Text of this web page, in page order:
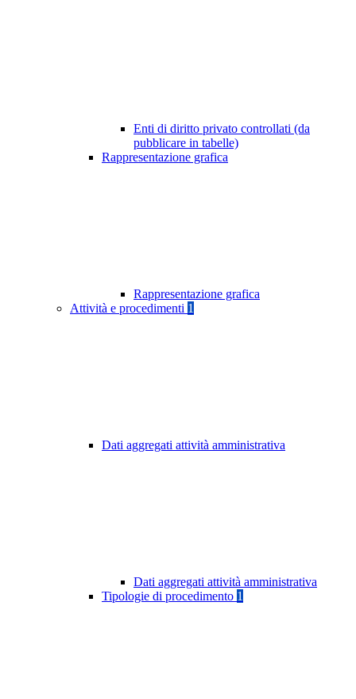
Enti di diritto privato controllati (da
pubblicare in tabelle)
Rappresentazione grafica
Rappresentazione grafica
Attività e procedimenti 1
Dati aggregati attività amministrativa
Dati aggregati attività amministrativa
Tipologie di procedimento 1